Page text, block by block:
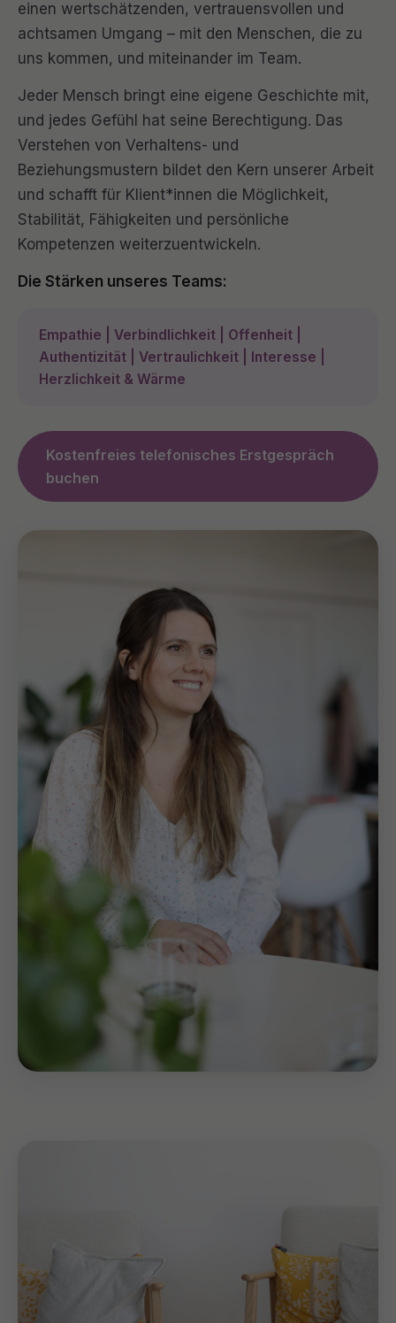
einen wertschätzenden, vertrauensvollen und
achtsamen Umgang – mit den Menschen, die zu
uns kommen, und miteinander im Team.
Jeder Mensch bringt eine eigene Geschichte mit,
und jedes Gefühl hat seine Berechtigung. Das
Verstehen von Verhaltens- und
Beziehungsmustern bildet den Kern unserer Arbeit
und schafft für Klient*innen die Möglichkeit,
Stabilität, Fähigkeiten und persönliche
Kompetenzen weiterzuentwickeln.
Die Stärken unseres Teams:
Empathie | Verbindlichkeit | Offenheit |
Authentizität | Vertraulichkeit | Interesse |
Herzlichkeit & Wärme
Kostenfreies telefonisches Erstgespräch
buchen